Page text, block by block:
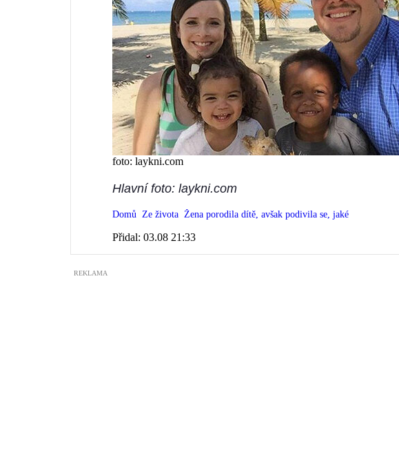
foto: laykni.com
Hlavní foto: laykni.com
Domů Ze života Žena porodila dítě, avšak podivila se, jaké
Přidal: 03.08 21:33
REKLAMA